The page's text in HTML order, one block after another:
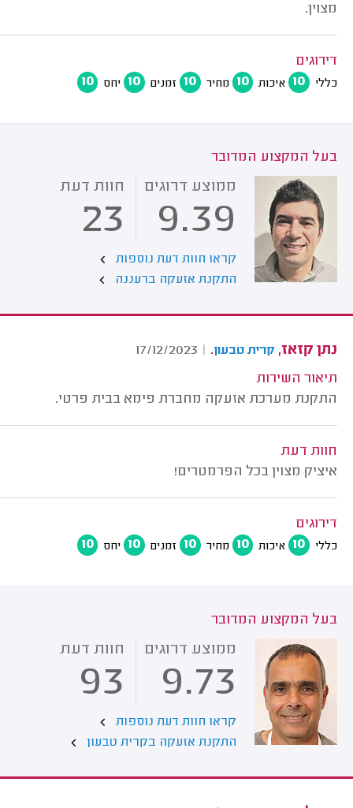
מצוין.
דירוגים
כללי 10 איכות 10 מחיר 10 זמנים 10 יחס 10
בעל המקצוע המדובר
ממוצע דרוגים
9.39
חוות דעת
23
קראו חוות דעת נוספות
התקנת אזעקה ברעננה
נתן קזאז, קרית טבעון.
|
17/12/2023
תיאור השירות
התקנת מערכת אזעקה מחברת פימא בבית פרטי.
חוות דעת
איציק מצוין בכל הפרמטרים!
דירוגים
כללי 10 איכות 10 מחיר 10 זמנים 10 יחס 10
בעל המקצוע המדובר
ממוצע דרוגים
9.73
חוות דעת
93
קראו חוות דעת נוספות
התקנת אזעקה בקרית טבעון